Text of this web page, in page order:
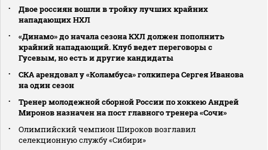
Двое россиян вошли в тройку лучших крайних
нападающих НХЛ
«Динамо» до начала сезона КХЛ должен пополнить
крайний нападающий. Клуб ведет переговоры с
Гусевым, но есть и другие кандидаты
СКА арендовал у «Коламбуса» голкипера Сергея Иванова
на один сезон
Тренер молодежной сборной России по хоккею Андрей
Миронов назначен на пост главного тренера «Сочи»
Олимпийский чемпион Широков возглавил
селекционную службу «Сибири»